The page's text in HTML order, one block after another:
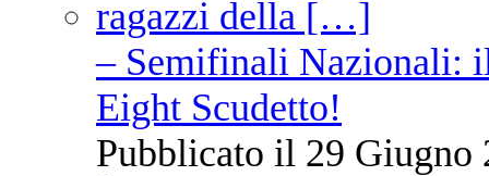
– Semifinali Nazionali:
Eight Scudetto!
Pubblicato il 29 Giugno